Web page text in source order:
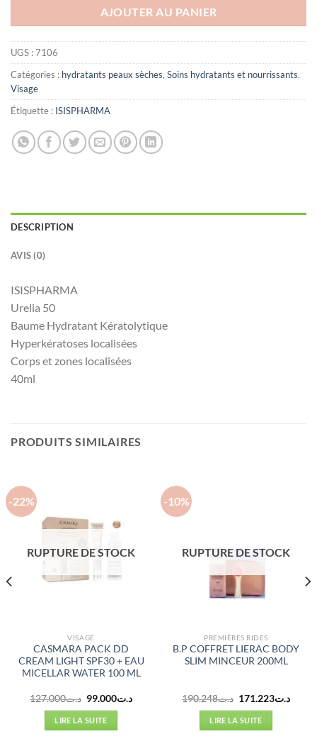
AJOUTER AU PANIER
UGS :7106
Catégories : hydratants peaux sèches, Soins hydratants et nourrissants,
Visage
Étiquette : ISISPHARMA
DESCRIPTION
AVIS (0)
ISISPHARMA
Urelia 50
Baume Hydratant Kératolytique
Hyperkératoses localisées
Corps et zones localisées
40ml
PRODUITS SIMILAIRES
-22%
RUPTURE DE STOCK
VISAGE
CASMARA PACK DD
CREAM LIGHT SPF30 + EAU
MICELLAR WATER 100 ML
د.ت127.000
Le
initial
était :
د.ت99.000
Le
LIRE LA SUITE
-10%
RUPTURE DE STOCK
PREMIÈRES RIDES
B.P COFFRET LIERAC BODY
SLIM MINCEUR 200ML
د.ت190.248
Le
initial
était :
د.ت171.223
Le
LIRE LA SUITE